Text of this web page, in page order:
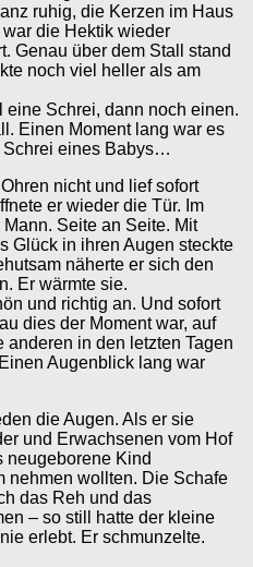
ruhig, die Kerzen im Haus
die Hektik wieder
Genau über dem Stall stand
noch viel heller als am
Schrei, dann noch einen.
Einen Moment lang war es
Schrei eines Babys…
nicht und lief sofort
er wieder die Tür. Im
Seite an Seite. Mit
Glück in ihren Augen steckte
näherte er sich den
Er wärmte sie.
und richtig an. Und sofort
dies der Moment war, auf
in den letzten Tagen
Augenblick lang war
die Augen. Als er sie
und Erwachsenen vom Hof
neugeborene Kind
nehmen wollten. Die Schafe
das Reh und das
– so still hatte der kleine
erlebt. Er schmunzelte.